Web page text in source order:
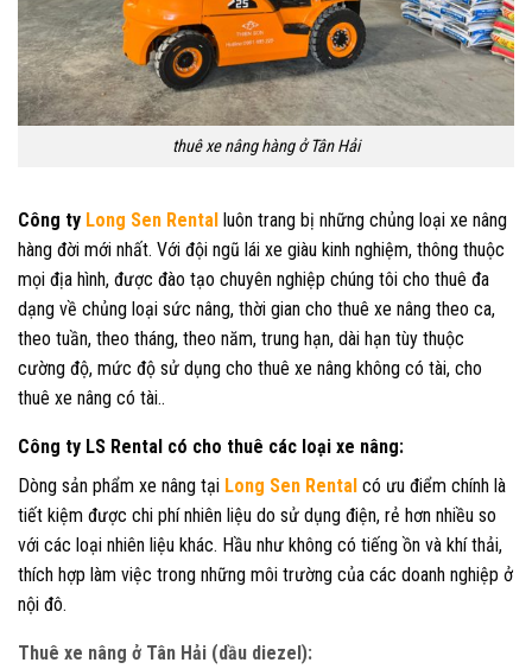
thuê xe nâng hàng ở Tân Hải
Công ty Long Sen Rental luôn trang bị những chủng loại xe nâng
hàng đời mới nhất. Với đội ngũ lái xe giàu kinh nghiệm, thông thuộc
mọi địa hình, được đào tạo chuyên nghiệp chúng tôi cho thuê đa
dạng về chủng loại sức nâng, thời gian cho thuê xe nâng theo ca,
theo tuần, theo tháng, theo năm, trung hạn, dài hạn tùy thuộc
cường độ, mức độ sử dụng cho thuê xe nâng không có tài, cho
thuê xe nâng có tài..
Công ty LS Rental có cho thuê các loại xe nâng:
Dòng sản phẩm xe nâng tại Long Sen Rental có ưu điểm chính là
tiết kiệm được chi phí nhiên liệu do sử dụng điện, rẻ hơn nhiều so
với các loại nhiên liệu khác. Hầu như không có tiếng ồn và khí thải,
thích hợp làm việc trong những môi trường của các doanh nghiệp ở
nội đô.
Thuê xe nâng ở Tân Hải (dầu diezel):